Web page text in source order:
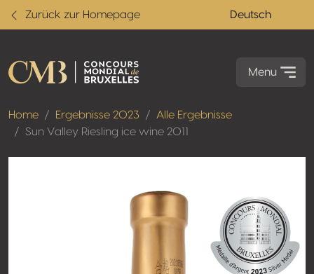
Zurück zur Homepage Deutsch
Menu
Home Ergebnisse 2023
Alle Ergebnisse
Sun Valley Riesling ice wine 2011